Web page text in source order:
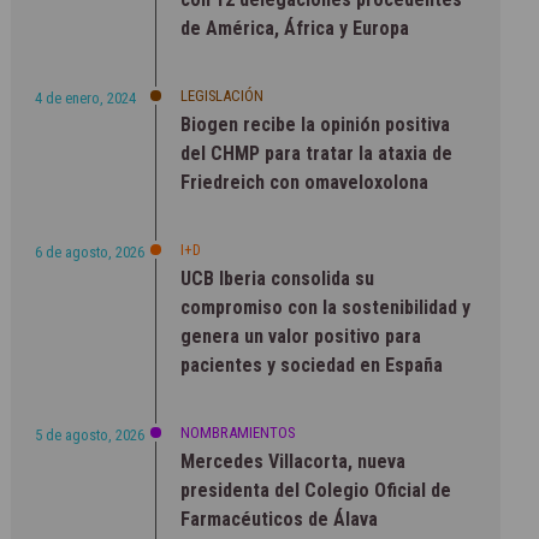
de América, África y Europa
4 de enero, 2024 LEGISLACIÓN
Biogen recibe la opinión positiva
del CHMP para tratar la ataxia de
Friedreich con omaveloxolona
6 de agosto, 2026 I+D
UCB Iberia consolida su
compromiso con la sostenibilidad y
genera un valor positivo para
pacientes y sociedad en España
5 de agosto, 2026 NOMBRAMIENTOS
Mercedes Villacorta, nueva
presidenta del Colegio Oficial de
Farmacéuticos de Álava